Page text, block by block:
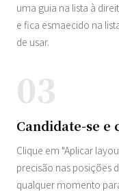
uma guia na lista à
e fica esmaecido na
de usar.
03
Candidate-se e
Clique em "Aplicar
precisão nas posições
qualquer momento